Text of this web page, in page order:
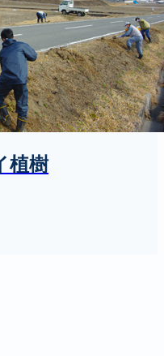
植樹